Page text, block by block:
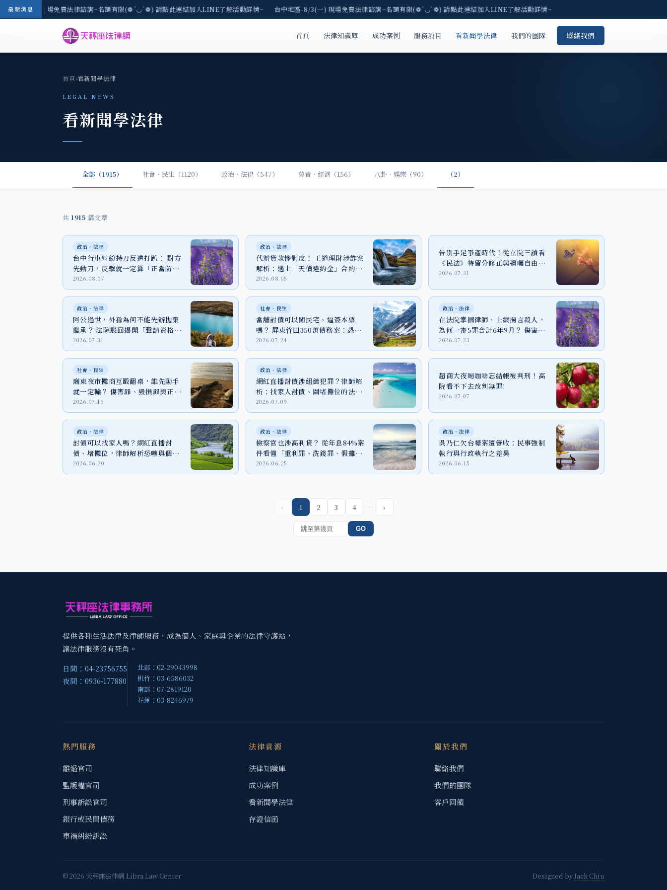
最新消息
區-8/3(一) 現場免費法律諮詢~名額有限(❁´◡`❁) 請點此連結加入LINE了解活動詳情~ 台中地區-8/3(一) 現場免費法律諮詢~名額有限(❁´◡`❁) 請點此連結加入LINE了解活動詳情~
首頁 法律知識庫 成功案例 服務項目 看新聞學法律 我們的團隊 聯絡我們
首頁›看新聞學法律
LEGAL NEWS
看新聞學法律
全部（1915） 社會‧民生（1120） 政治‧法律（547） 勞資‧經濟（156） 八卦‧娛樂（90） （2）
共 1915 篇文章
政治‧法律
台中行車糾紛持刀反遭打趴： 對方
先動刀，反擊就一定算「正當防
衛」嗎？
2026.08.07
政治‧法律
代辦貸款慘剝皮！ 王道理財涉詐案
解析：遇上「天價違約金」合約該
怎麼辦？
2026.08.05
告別手足爭產時代！從立院三讀看
《民法》特留分修正與遺囑自由之
實踐
2026.07.31
政治‧法律
阿公過世，外孫為何不能先辦拋棄
繼承？ 法院駁回揭開「聲請資格」
關鍵
2026.07.31
社會‧民生
當舖討債可以闖民宅、逼簽本票
嗎？ 屏東竹田350萬債務案：恐嚇
取財、強制罪與家屬自保
2026.07.24
政治‧法律
在法院掌摑律師、上網揚言殺人，
為何一審5罪合計6年9月？ 傷害、
恐嚇與個資法一次看懂
2026.07.23
社會‧民生
廟東夜市攤商互毆翻桌，誰先動手
就一定輸？ 傷害罪、毀損罪與正當
防衛一次看
2026.07.16
政治‧法律
網紅直播討債涉組織犯罪？律師解
析：找家人討債、圍堵攤位的法律
代價
2026.07.09
超商大夜喝咖啡忘結帳被判刑！高
院看不下去改判無罪!
2026.07.07
政治‧法律
討債可以找家人嗎？網紅直播討
債、堵攤位，律師解析恐嚇與個資
外洩風險
2026.06.30
政治‧法律
檢察官也涉高利貸？ 從年息84%案
件看懂「重利罪、洗錢罪、假離
婚」法律風險
2026.06.25
政治‧法律
吳乃仁欠台糖案遭管收：民事強制
執行與行政執行之差異
2026.06.15
‹ 1 2 3 4 … ›
GO
提供各種生活法律及律師服務，成為個人、家庭與企業的法律守護站，
讓法律服務沒有死角。
日間：04-23756755
夜間：0936-177880
北部：02-29043998
桃竹：03-6586032
南部：07-2819120
花蓮：03-8246979
熱門服務
離婚官司
監護權官司
刑事訴訟官司
銀行或民間債務
車禍糾紛訴訟
法律資源
法律知識庫
成功案例
看新聞學法律
存證信函
關於我們
聯絡我們
我們的團隊
客戶回饋
© 2026 天秤座法律網 Libra Law Center Designed byJack Chiu